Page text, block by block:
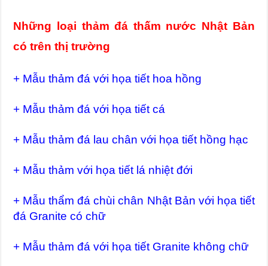
Những loại thảm đá thấm nước Nhật Bản
có trên thị trường
+ Mẫu thảm đá với họa tiết hoa hồng
+ Mẫu thảm đá với họa tiết cá
+ Mẫu thảm đá lau chân với họa tiết hồng hạc
+ Mẫu thảm với họa tiết lá nhiệt đới
+ Mẫu thẩm đá chùi chân Nhật Bản với họa tiết
đá Granite có chữ
+ Mẫu thảm đá với họa tiết Granite không chữ